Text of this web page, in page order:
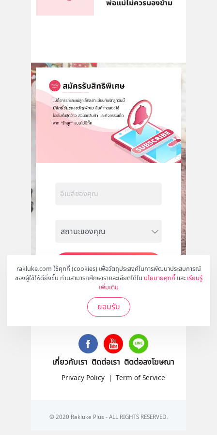
rakluke.com ใช้คุกกี้ (cookies) เพื่อวัตถุประสงค์ในการพัฒนาประสบการณ์
ของผู้ใช้ให้ดียิ่งขึ้น ท่านสามารถศึกษารายละเอียดได้ใน นโยบายคุกกี้ และ เรียนรู้
เพิ่มเติม
ยอมรับ
พ่อแม่ไม่ควรมองข้าม
สมัคร
ติดตามเราได้ที่
เกี่ยวกับเรา ติดต่อเรา ติดต่อลงโฆษณา
Privacy Policy | Term of Service
© 2020 Rakluke Plus - ALL RIGHTS RESERVED.